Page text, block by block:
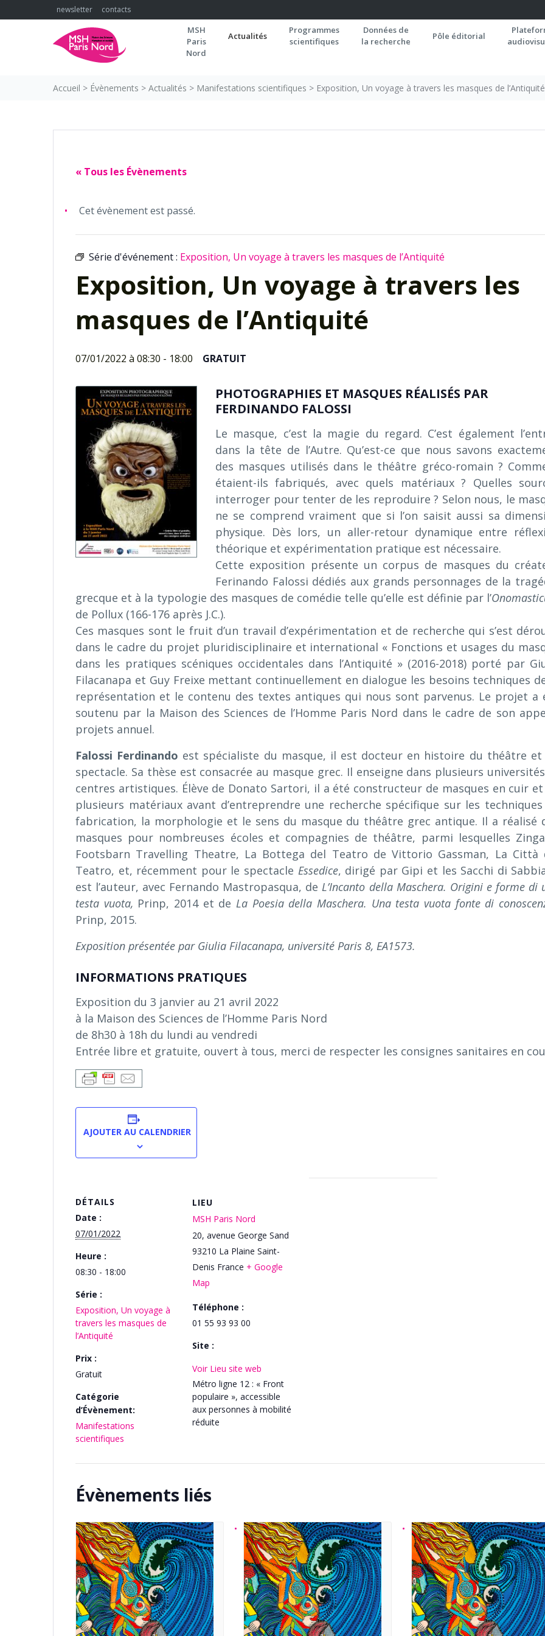
to
newsletter contacts
MSH
Paris
Nord
Actualités
Programmes
scientifiques
Données de
la recherche
Pôle éditorial
Accueil > Évènements > Actualités > Manifestations scientifiques > Exposition, Un voyage à travers les masques de l’Antiquité
« Tous les Évènements
Cet évènement est passé.
Série d'événement : Exposition, Un voyage à travers les masques de l’Antiquité
Exposition, Un voyage à travers les
masques de l’Antiquité
07/01/2022 à 08:30 - 18:00 GRATUIT
PHOTOGRAPHIES ET MASQUES RÉALISÉS PAR
FERDINANDO FALOSSI
Le masque, c’est la magie du regard. C’est également
dans la tête de l’Autre. Qu’est-ce que nous savons
des masques utilisés dans le théâtre gréco-romain ?
étaient-ils fabriqués, avec quels matériaux ? Quelles
interroger pour tenter de les reproduire ? Selon nous, le
ne se comprend vraiment que si l’on saisit aussi sa
physique. Dès lors, un aller-retour dynamique entre
théorique et expérimentation pratique est nécessaire.
Cette exposition présente un corpus de masques du
Ferinando Falossi dédiés aux grands personnages de la
grecque et à la typologie des masques de comédie telle qu’elle est définie par l’
de Pollux (166-176 après J.C.).
Ces masques sont le fruit d’un travail d’expérimentation et de recherche qui s’est
dans le cadre du projet pluridisciplinaire et international « Fonctions et usages du
dans les pratiques scéniques occidentales dans l’Antiquité » (2016-2018) porté par
Filacanapa et Guy Freixe mettant continuellement en dialogue les besoins techniques
représentation et le contenu des textes antiques qui nous sont parvenus. Le projet a
soutenu par la Maison des Sciences de l’Homme Paris Nord dans le cadre de son
projets annuel.
Falossi Ferdinando est spécialiste du masque, il est docteur en histoire du théâtre et
spectacle. Sa thèse est consacrée au masque grec. Il enseigne dans plusieurs
centres artistiques. Élève de Donato Sartori, il a été constructeur de masques en cuir et
plusieurs matériaux avant d’entreprendre une recherche spécifique sur les techniques
fabrication, la morphologie et le sens du masque du théâtre grec antique. Il a réalisé
masques pour nombreuses écoles et compagnies de théâtre, parmi lesquelles
Footsbarn Travelling Theatre, La Bottega del Teatro de Vittorio Gassman, La Città
Teatro, et, récemment pour le spectacle Essedice, dirigé par Gipi et les Sacchi di
est l’auteur, avec Fernando Mastropasqua, deL’Incanto della Maschera. Origini e forme di
testa vuota, Prinp, 2014 et deLa Poesia della Maschera. Una testa vuota fonte di
Prinp, 2015.
Exposition présentée par Giulia Filacanapa, université Paris 8, EA1573.
INFORMATIONS PRATIQUES
Exposition du 3 janvier au 21 avril 2022
à la Maison des Sciences de l’Homme Paris Nord
de 8h30 à 18h du lundi au vendredi
Entrée libre et gratuite, ouvert à tous, merci de respecter les consignes sanitaires en
AJOUTER AU CALENDRIER
DÉTAILS
Date :
07/01/2022
Heure :
08:30 - 18:00
Série :
Exposition, Un voyage à
travers les masques de
l’Antiquité
Prix :
Gratuit
Catégorie
d’Évènement:
Manifestations
scientifiques
LIEU
MSH Paris Nord
20, avenue George Sand
93210 La Plaine Saint-
Denis France + Google
Map
Téléphone :
01 55 93 93 00
Site :
Voir Lieu site web
Métro ligne 12 : « Front
populaire », accessible
aux personnes à mobilité
réduite
Évènements liés